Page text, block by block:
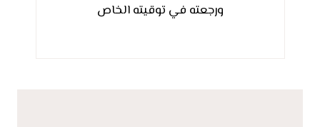
ورجعته في توقيته الخاص